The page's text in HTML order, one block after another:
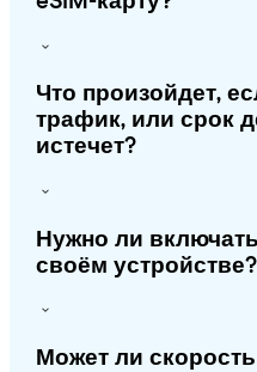
Что произойдет,
трафик, или срок
истечет?
Нужно ли
своём устройстве?
Может ли